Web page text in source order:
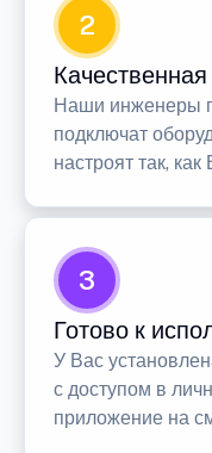
2
Наши инженеры
подключат
настроят так,
3
Готово к
У Вас
с доступом в
приложение на